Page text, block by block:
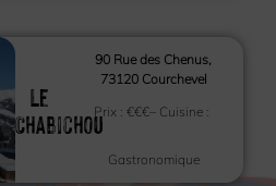
Le
Chabichou
90 Rue des Chenus,
73120 Courchevel
Prix :€€€– Cuisine :
Gastronomique